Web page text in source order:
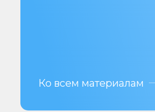
Ко всем материалам